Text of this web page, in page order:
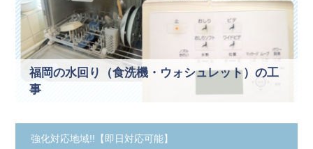
福岡の水回り（食洗機・ウォシュレット）の工
事
強化対応地域!!【即日対応可能】